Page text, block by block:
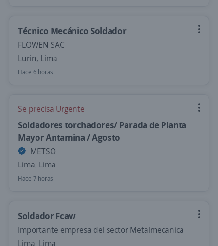
Técnico Mecánico Soldador
FLOWEN SAC
Lurin, Lima
Hace 6 horas
Se precisa Urgente
Soldadores torchadores/ Parada de Planta
Mayor Antamina / Agosto
METSO
Lima, Lima
Hace 7 horas
Soldador Fcaw
Importante empresa del sector Metalmecanica
Lima, Lima